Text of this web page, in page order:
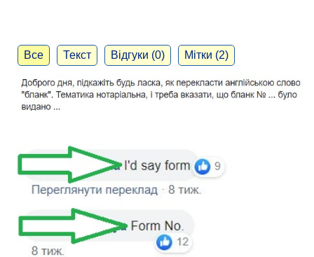
Все Текст Відгуки (0) Мітки (2)